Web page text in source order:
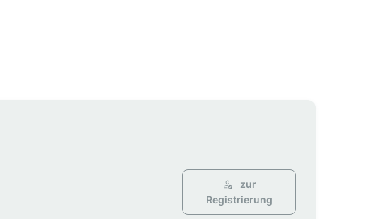
zur
Registrierung